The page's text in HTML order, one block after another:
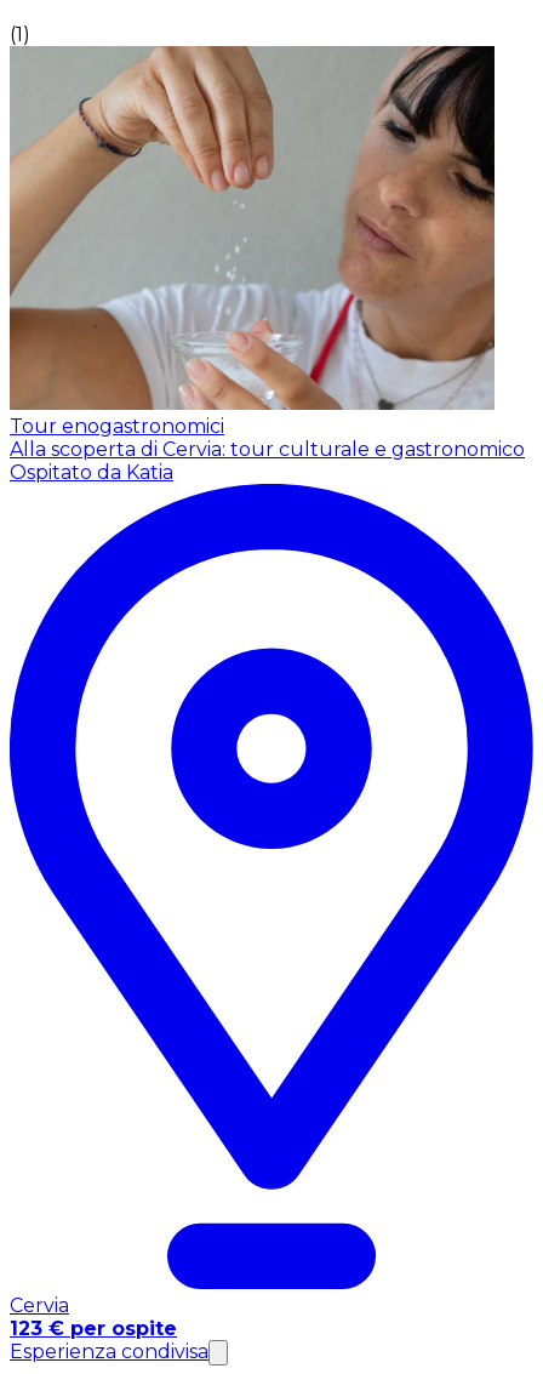
(1)
Tour enogastronomici
Alla scoperta di Cervia: tour culturale e gastronomico
Ospitato da Katia
Cervia
123 € per ospite
Esperienza condivisa